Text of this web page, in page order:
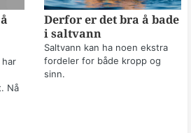
Nå
Derfor er det bra å bade
i saltvann
Saltvann kan ha noen ekstra
fordeler for både kropp og
sinn.